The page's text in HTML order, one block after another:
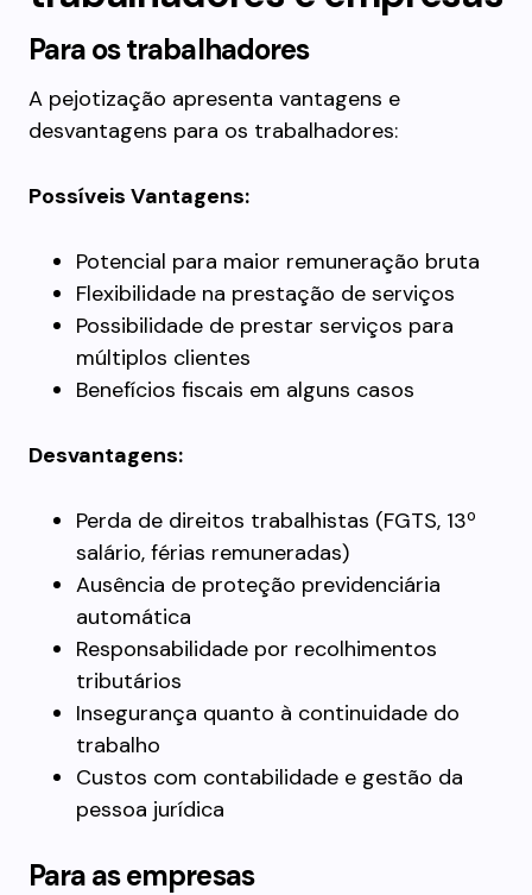
Para os trabalhadores
A pejotização apresenta vantagens e
desvantagens para os trabalhadores:
Possíveis Vantagens:
Potencial para maior remuneração bruta
Flexibilidade na prestação de serviços
Possibilidade de prestar serviços para
múltiplos clientes
Benefícios fiscais em alguns casos
Desvantagens:
Perda de direitos trabalhistas (FGTS, 13º
salário, férias remuneradas)
Ausência de proteção previdenciária
automática
Responsabilidade por recolhimentos
tributários
Insegurança quanto à continuidade do
trabalho
Custos com contabilidade e gestão da
pessoa jurídica
Para as empresas